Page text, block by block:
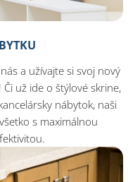
a užívajte si svoj nový
už ide o štýlové skrine,
nábytok, naši
s maximálnou